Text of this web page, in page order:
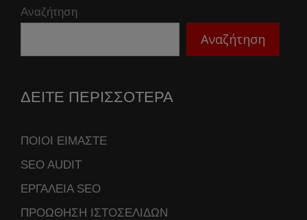
Αναζήτηση
Αναζήτηση
ΔΕΙΤΕ ΠΕΡΙΣΣΟΤΕΡΑ
ΠΟΙΟΙ ΕΙΜΑΣΤΕ
SEO AUDIT
ΕΡΓΑΛΕΙΑ SEO
ΠΡΟΩΘΗΣΗ ΙΣΤΟΣΕΛΙΔΩΝ